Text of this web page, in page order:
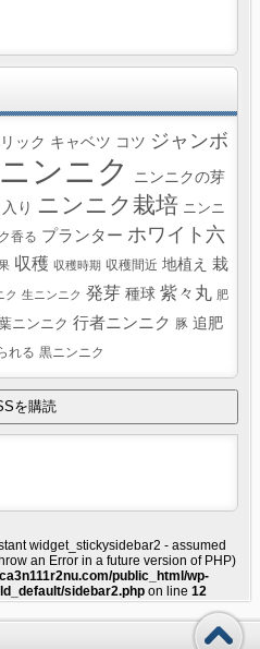
ック キャベツ コツ ジャンボ
ニンニク
ニンニクの芽
り ニンニク栽培 ニンニ
香る プランター ホワイト六
収穫 収穫時期 収穫間近 地植え 栽
ク 生ニンニク 発芽 種球 紫々丸 肥
ニンニク 行者ニンニク 豚 追肥
れる 黒ニンニク
widget_stickysidebar2 - assumed
an Error in a future version of PHP)
public_html/wp-
sidebar2.phpon line 12